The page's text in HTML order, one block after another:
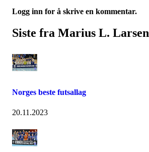
Logg inn for å skrive en kommentar.
Siste fra Marius L. Larsen
Norges beste futsallag
20.11.2023